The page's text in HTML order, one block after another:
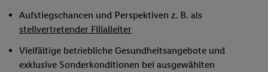
Aufstiegschancen und Perspektiven z. B. als
stellvertretender Filialleiter
Vielfältige betriebliche Gesundheitsangebote und
exklusive Sonderkonditionen bei ausgewählten